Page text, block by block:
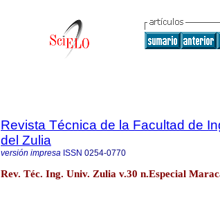
Revista Técnica de la Facultad de
del Zulia
versión impresa ISSN 0254-0770
Rev. Téc. Ing. Univ. Zulia v.30 n.Especial